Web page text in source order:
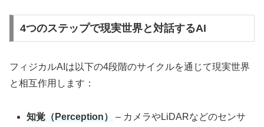
4つのステップで現実世界と対話するAI
フィジカルAIは以下の4段階のサイクルを通じて現実世界
と相互作用します：
知覚（Perception）
– カメラやLiDARなどのセンサ